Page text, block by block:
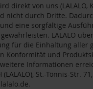
direkt von uns (LALALO,
nicht durch Dritte.
eine sorgfältige
LALALO
für die Einhaltung aller
Konformität und
Informationen
St.-Tönnis-Str.
.